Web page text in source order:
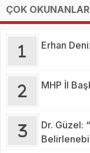
ÇOK OKUNANLAR
Erhan
MHP İl
Dr. Güzel: